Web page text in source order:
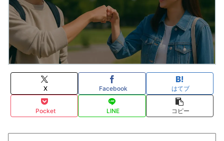
X Facebook はてブ
Pocket LINE コピー